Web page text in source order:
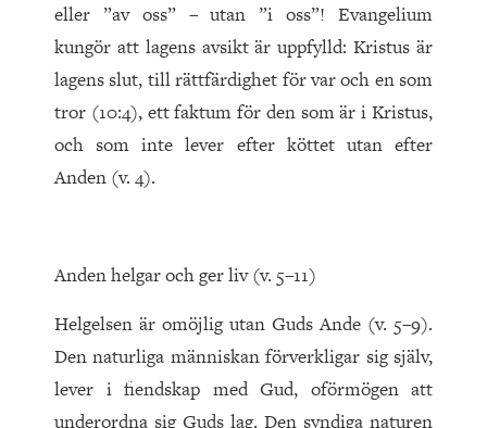
eller ”av oss” – utan ”i oss”! Evangelium
kungör att lagens avsikt är uppfylld: Kristus är
lagens slut, till rättfärdighet för var och en som
tror (10:4), ett faktum för den som är i Kristus,
och som inte lever efter köttet utan efter
Anden (v. 4).
Anden helgar och ger liv (v. 5–11)
Helgelsen är omöjlig utan Guds Ande (v. 5–9).
Den naturliga människan förverkligar sig själv,
lever i fiendskap med Gud, oförmögen att
underordna sig Guds lag. Den syndiga naturen